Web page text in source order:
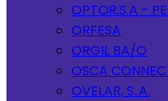
OPTOR.S.A -
ORFESA
ORGIL BA/O
OSCA
OVELAR, S..A.